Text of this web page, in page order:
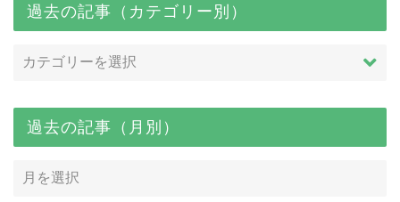
過去の記事（カテゴリー別）
過去の記事（月別）